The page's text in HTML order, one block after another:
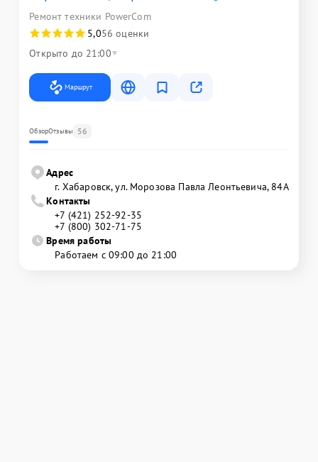
Ремонт техники PowerCom
5,056 оценки
Открыто до 21:00
Маршрут
ОбзорОтзывы 56
Адрес
г. Хабаровск, ул. Морозова Павла Леонтьевича, 84А
Контакты
+7 (421) 252-92-35
+7 (800) 302-71-75
Время работы
Работаем с 09:00 до 21:00